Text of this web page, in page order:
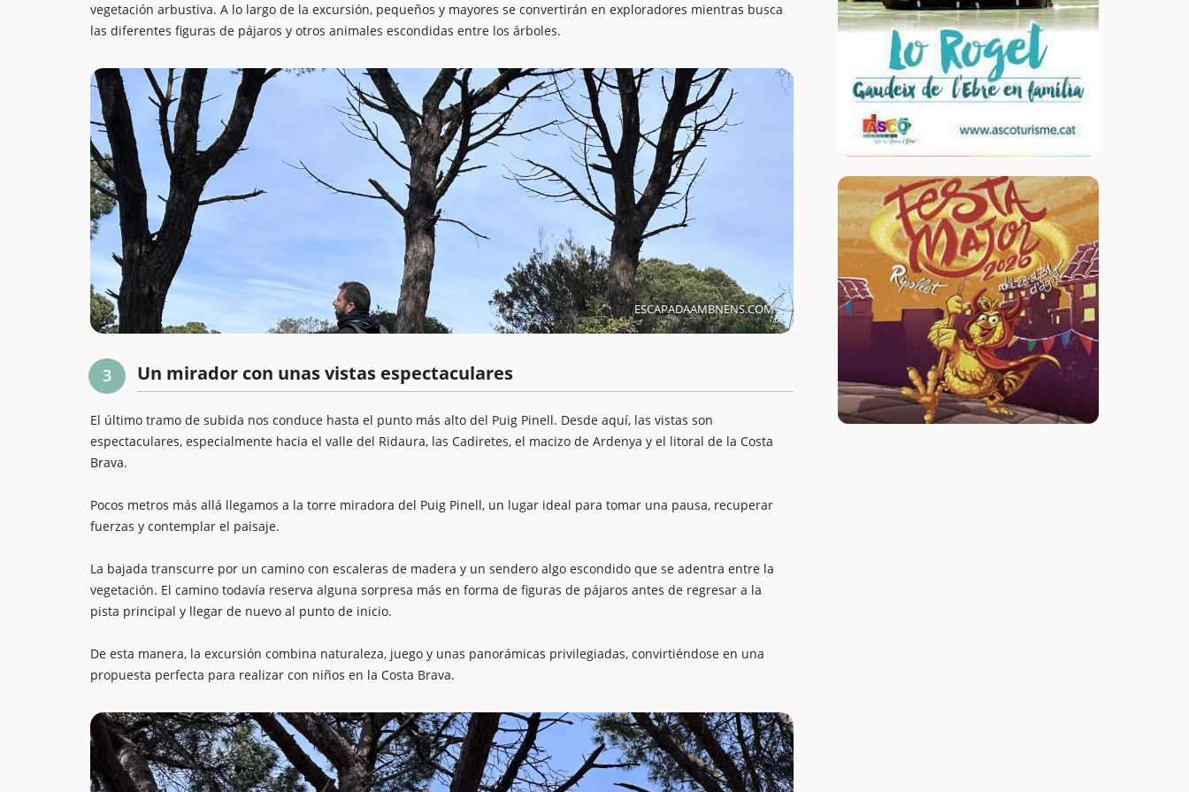
vegetación arbustiva. A lo largo de la excursión, pequeños y mayores se convertirán en exploradores mientras busca
las diferentes figuras de pájaros y otros animales escondidas entre los árboles.
ESCAPADAAMBNENS.COM
3 Un mirador con unas vistas espectaculares
El último tramo de subida nos conduce hasta el punto más alto del Puig Pinell. Desde aquí, las vistas son
espectaculares, especialmente hacia el valle del Ridaura, las Cadiretes, el macizo de Ardenya y el litoral de la Costa
Brava.
Pocos metros más allá llegamos a la torre miradora del Puig Pinell, un lugar ideal para tomar una pausa, recuperar
fuerzas y contemplar el paisaje.
La bajada transcurre por un camino con escaleras de madera y un sendero algo escondido que se adentra entre la
vegetación. El camino todavía reserva alguna sorpresa más en forma de figuras de pájaros antes de regresar a la
pista principal y llegar de nuevo al punto de inicio.
De esta manera, la excursión combina naturaleza, juego y unas panorámicas privilegiadas, convirtiéndose en una
propuesta perfecta para realizar con niños en la Costa Brava.